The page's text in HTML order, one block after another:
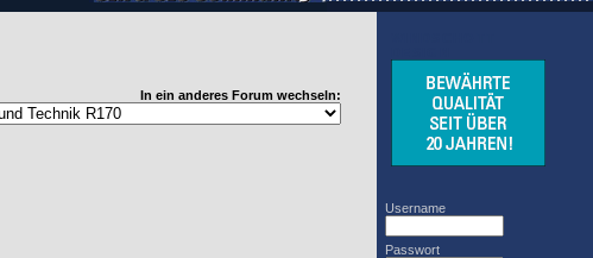
In ein anderes Forum wechseln:
Username
Passwort